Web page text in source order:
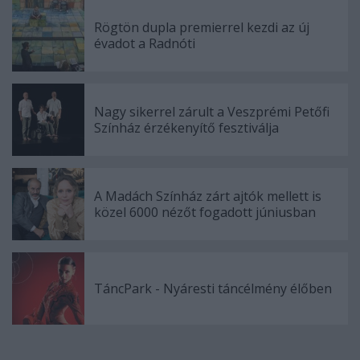
Rögtön dupla premierrel kezdi az új
évadot a Radnóti
Nagy sikerrel zárult a Veszprémi Petőfi
Színház érzékenyítő fesztiválja
A Madách Színház zárt ajtók mellett is
közel 6000 nézőt fogadott júniusban
TáncPark - Nyáresti táncélmény élőben